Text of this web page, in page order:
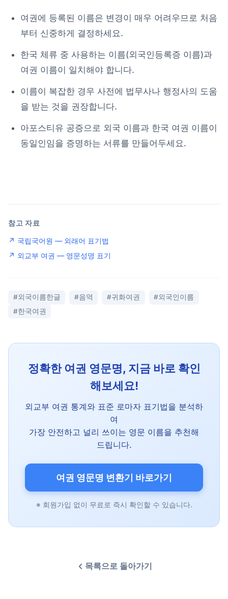
여권에 등록된 이름은 변경이 매우 어려우므로 처음
부터 신중하게 결정하세요.
한국 체류 중 사용하는 이름(외국인등록증 이름)과
여권 이름이 일치해야 합니다.
이름이 복잡한 경우 사전에 법무사나 행정사의 도움
을 받는 것을 권장합니다.
아포스티유 공증으로 외국 이름과 한국 여권 이름이
동일인임을 증명하는 서류를 만들어두세요.
참고 자료
↗ 국립국어원 — 외래어 표기법
↗ 외교부 여권 — 영문성명 표기
#외국이름한글 #음역 #귀화여권
#외국인이름
#한국여권
정확한 여권 영문명, 지금 바로 확인
해보세요!
외교부 여권 통계와 표준 로마자 표기법을 분석하
여
가장 안전하고 널리 쓰이는 영문 이름을 추천해
드립니다.
여권 영문명 변환기 바로가기
※ 회원가입 없이 무료로 즉시 확인할 수 있습니다.
목록으로 돌아가기